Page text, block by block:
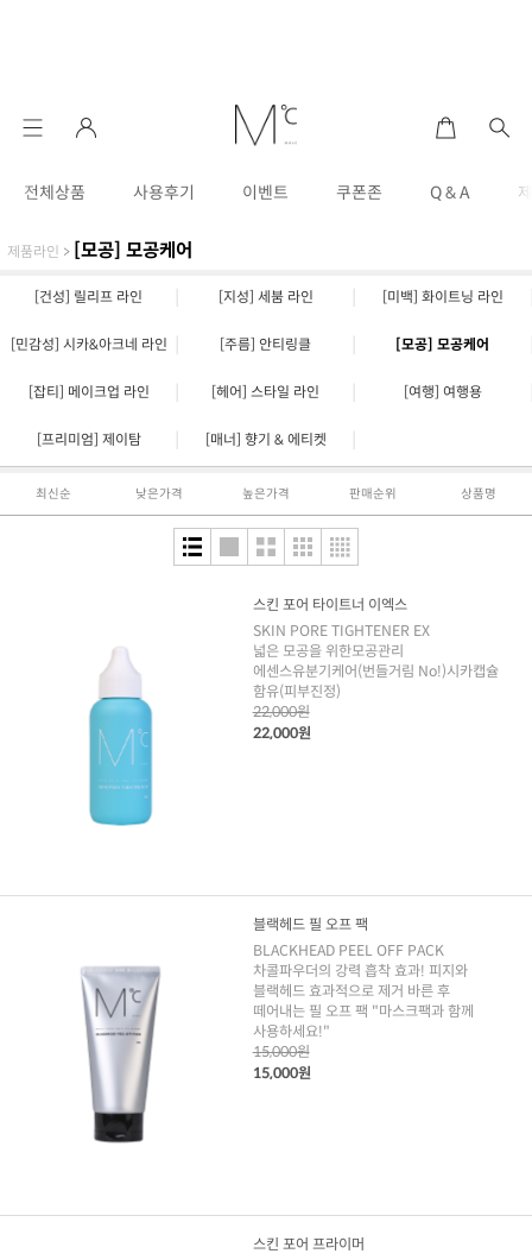
전체상품 사용후기 이벤트 쿠폰존 Q & A
제품라인 > [모공] 모공케어
[건성] 릴리프 라인 [지성] 세붐 라인 [미백] 화이트닝 라인
[민감성] 시카&아크네 라인 [주름] 안티링클 [모공] 모공케어
[잡티] 메이크업 라인 [헤어] 스타일 라인 [여행] 여행용
[프리미엄] 제이탐 [매너] 향기 & 에티켓
최신순 낮은가격 높은가격 판매순위 상품명
스킨 포어 타이트너 이엑스
SKIN PORE TIGHTENER EX
넓은 모공을 위한모공관리
에센스유분기케어(번들거림 No!)시카캡슐
함유(피부진정)
22,000원
22,000원
블랙헤드 필 오프 팩
BLACKHEAD PEEL OFF PACK
차콜파우더의 강력 흡착 효과! 피지와
블랙헤드 효과적으로 제거 바른 후
떼어내는 필 오프 팩 "마스크팩과 함께
사용하세요!"
15,000원
15,000원
스킨 포어 프라이머